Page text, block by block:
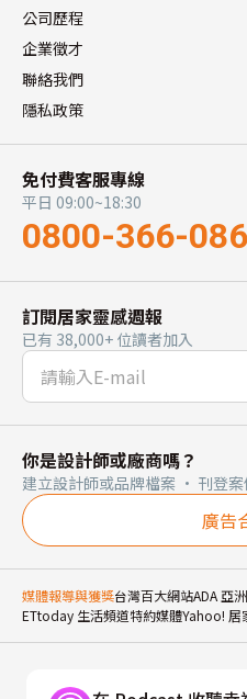
公司歷程
企業徵才
聯絡我們
隱私政策
免付費客服專線
平日 09:00~18:30
0800-366-086
訂閱居家靈感週報
已有 38,000+ 位讀者加入
你是設計師或廠商嗎？
建立設計師或品牌檔案 · 刊登
廣告
媒體報導與獲獎台灣百大網站ADA 亞
ETtoday 生活頻道特約媒體Yahoo! 居